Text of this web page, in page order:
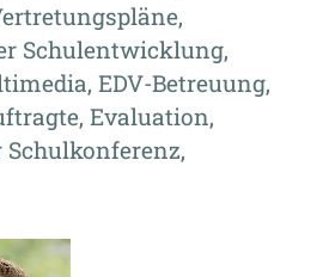
Schulentwicklung,
EDV-Betreuung,
Evaluation,
Schulkonferenz,